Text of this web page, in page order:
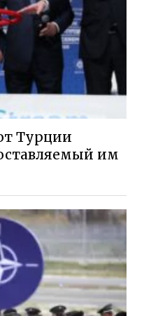
Турции
им